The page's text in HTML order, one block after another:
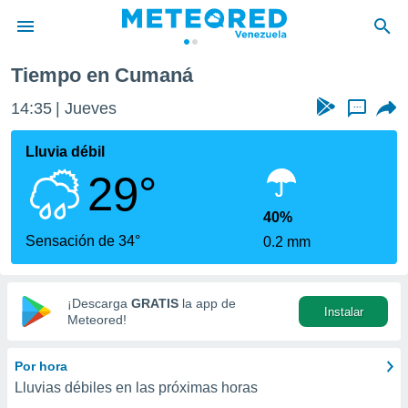
de
ha
para
que se
calidad.
a este
las
y
digital
basada
Tiempo en Cumaná
14:35 Jueves ...
Lluvia débil
29°
Sensación de 34°
40%
0.2 mm
¡Descarga GRATIS la app de
Meteored!
Instalar
Por hora
Lluvias débiles en las próximas horas